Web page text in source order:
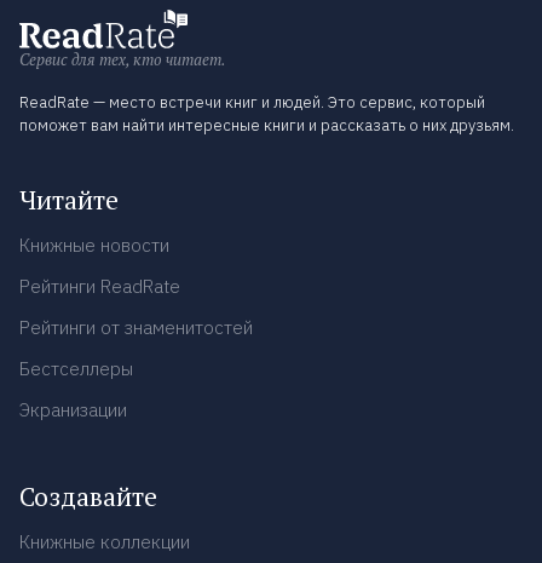
Сервис для тех, кто читает.
ReadRate — место встречи книг и людей. Это сервис, который
поможет вам найти интересные книги и рассказать о них друзьям.
Читайте
Книжные новости
Рейтинги ReadRate
Рейтинги от знаменитостей
Бестселлеры
Экранизации
Создавайте
Книжные коллекции